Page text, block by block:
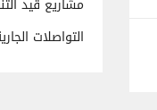
مشاريع قيد
التواصلات